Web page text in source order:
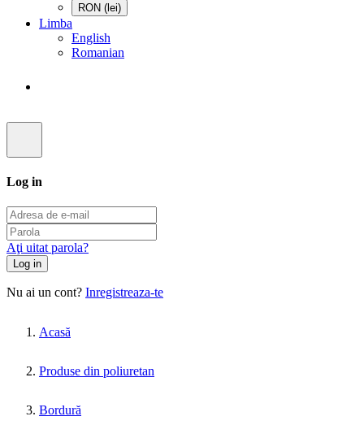
RON (lei)
Limba
English
Romanian
Log in
Aţi uitat parola?
Log in
Nu ai un cont? Inregistreaza-te
Acasă
Produse din poliuretan
Bordură